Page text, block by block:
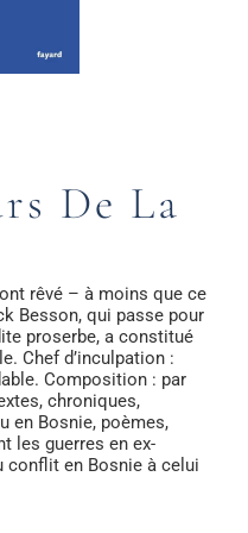
De La
rêvé – à moins que ce
Besson, qui passe pour
proserbe, a constitué
Chef d’inculpation :
Composition : par
chroniques,
en Bosnie, poèmes,
les guerres en ex-
conflit en Bosnie à celui